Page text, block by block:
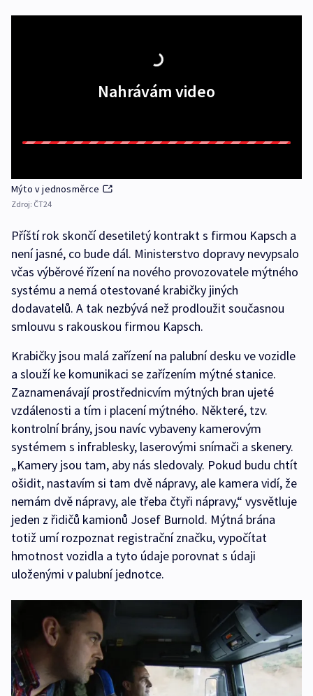
Nahrávám video
Mýto v jednosměrce
Zdroj: ČT24
Příští rok skončí desetiletý kontrakt s firmou Kapsch a
není jasné, co bude dál. Ministerstvo dopravy nevypsalo
včas výběrové řízení na nového provozovatele mýtného
systému a nemá otestované krabičky jiných
dodavatelů. A tak nezbývá než prodloužit současnou
smlouvu s rakouskou firmou Kapsch.
Krabičky jsou malá zařízení na palubní desku ve vozidle
a slouží ke komunikaci se zařízením mýtné stanice.
Zaznamenávají prostřednicvím mýtných bran ujeté
vzdálenosti a tím i placení mýtného. Některé, tzv.
kontrolní brány, jsou navíc vybaveny kamerovým
systémem s infrablesky, laserovými snímači a skenery.
„Kamery jsou tam, aby nás sledovaly. Pokud budu chtít
ošidit, nastavím si tam dvě nápravy, ale kamera vidí, že
nemám dvě nápravy, ale třeba čtyři nápravy,“ vysvětluje
jeden z řidičů kamionů Josef Burnold. Mýtná brána
totiž umí rozpoznat registrační značku, vypočítat
hmotnost vozidla a tyto údaje porovnat s údaji
uloženými v palubní jednotce.